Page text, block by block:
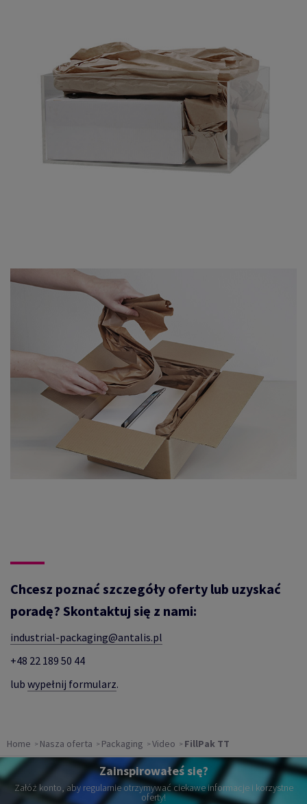
Chcesz poznać szczegóły oferty lub uzyskać
poradę? Skontaktuj się z nami:
industrial-packaging@antalis.pl
+48 22 189 50 44
lub wypełnij formularz.
Home Nasza oferta Packaging Video FillPak TT
Zainspirowałeś się?
Załóż konto, aby regularnie otrzymywać ciekawe informacje i korzystne
oferty!